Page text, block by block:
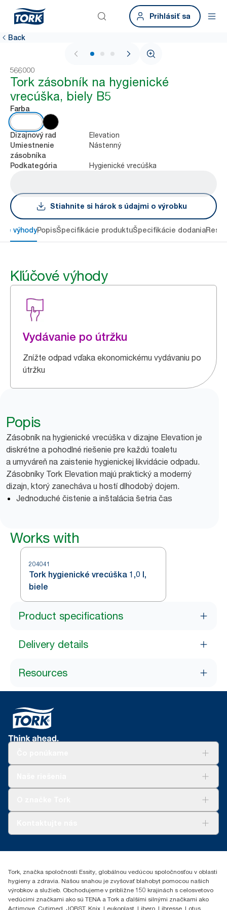
Prihlásiť sa
Back
1 / 3
566000
Tork zásobník na hygienické
vrecúška, biely B5
Farba
Dizajnový rad Elevation
Umiestnenie
zásobníka
Nástenný
Podkategória Hygienické vrecúška
Stiahnite si hárok s údajmi o výrobku
výhodyPopisŠpecifikácie produktuŠpecifikácie dodania
Kľúčové výhody
Vydávanie po útržku
Znížte odpad vďaka ekonomickému vydávaniu po
útržku
Popis
Zásobník na hygienické vrecúška v dizajne Elevation je
diskrétne a pohodlné riešenie pre každú toaletu
a umyváreň na zaistenie hygienickej likvidácie odpadu.
Zásobníky Tork Elevation majú praktický a moderný
dizajn, ktorý zanecháva u hostí dlhodobý dojem.
Jednoduché čistenie a inštalácia šetria čas
Works with
204041
Tork hygienické vrecúška 1,0 l,
biele
Product specifications
Delivery details
Resources
Essity Slovakia s.r.o.
049 12 Gemerská Hôrka
Tork, značka spoločnosti Essity, globálnou vedúcou spoločnosťou v oblasti
hygieny a zdravia. Našou snahou je zvyšovať blahobyt pomocou našich
výrobkov a služieb. Obchodujeme v približne 150 krajinách s celosvetovo
vedúcimi značkami ako sú TENA a Tork a ďalšími silnými značkami ako
Actimove, Cutimed, JOBST, Knix, Leukoplast, Libero, Libresse, Lotus,